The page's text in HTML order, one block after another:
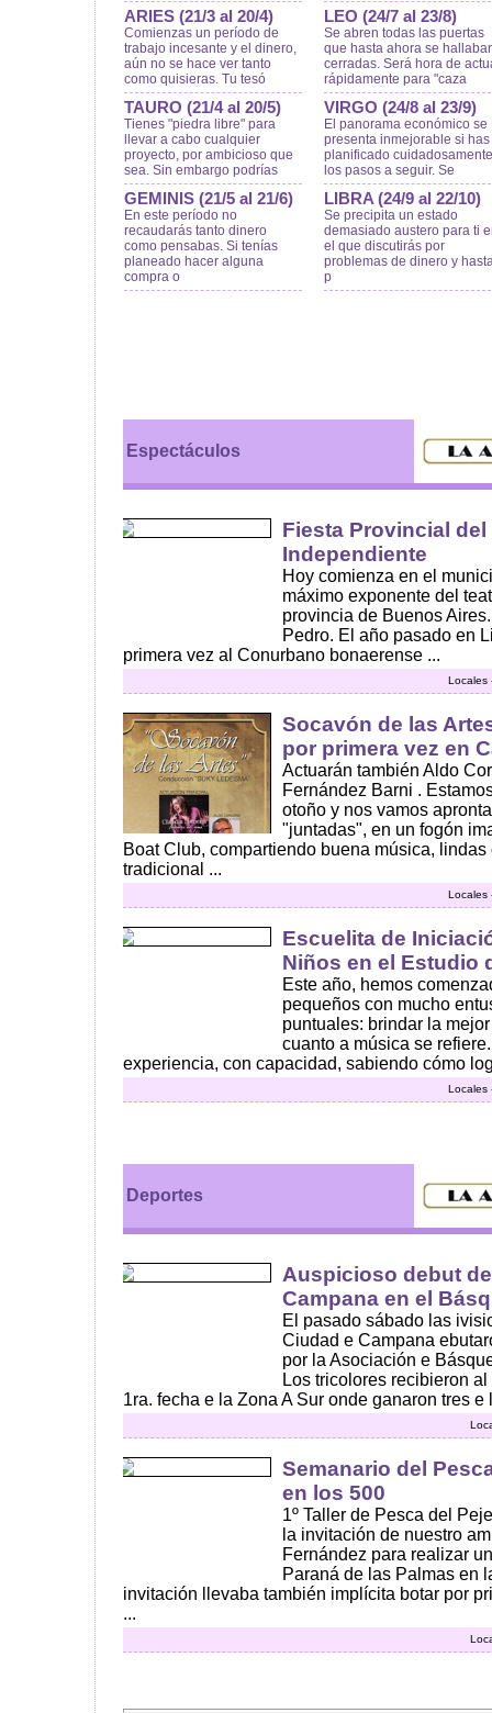
ARIES (21/3 al 20/4)
Comienzas un período de
trabajo incesante y el dinero,
aún no se hace ver tanto
como quisieras. Tu tesó
TAURO (21/4 al 20/5)
Tienes "piedra libre" para
llevar a cabo cualquier
proyecto, por ambicioso que
sea. Sin embargo podrías
GEMINIS (21/5 al 21/6)
En este período no
recaudarás tanto dinero
como pensabas. Si tenías
planeado hacer alguna
compra o
LEO (24/7 al 23/8)
Se abren todas las puertas
que hasta ahora se
cerradas. Será hora de
rápidamente para "caza
VIRGO (24/8 al 23/9)
El panorama económico se
presenta inmejorable si has
planificado cuidadosamente
los pasos a seguir. Se
LIBRA (24/9 al 22/10)
Se precipita un estado
demasiado austero para ti
el que discutirás por
problemas de dinero y
p
Espectáculos
Fiesta Provincial del
Independiente
Hoy comienza en el
máximo exponente del
provincia de Buenos
Pedro. El año pasado en
primera vez al Conurbano bonaerense ...
Locales
Socavón de las
por primera vez en
Actuarán también Aldo
Fernández Barni .
otoño y nos vamos
"juntadas", en un fogón
Boat Club, compartiendo buena música,
tradicional ...
Locales
Escuelita de
Niños en el Estudio
Este año, hemos
pequeños con mucho
puntuales: brindar la
cuanto a música se
experiencia, con capacidad, sabiendo cómo
Locales
Deportes
Auspicioso debut
Campana en el
El pasado sábado las
Ciudad e Campana
por la Asociación e
Los tricolores recibieron
1ra. fecha e la Zona A Sur onde ganaron tres e
Semanario del
en los 500
1º Taller de Pesca del
la invitación de nuestro
Fernández para realizar
Paraná de las Palmas en
invitación llevaba también implícita botar por
...